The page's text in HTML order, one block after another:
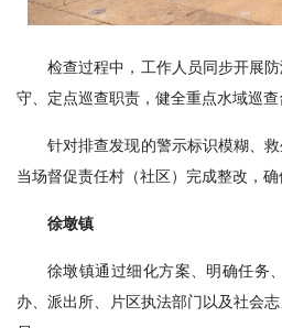
检查过程中，工作人员同步开展
守、定点巡查职责，健全重点水域巡
针对排查发现的警示标识模糊、
当场督促责任村（社区）完成整改，
徐墩镇
徐墩镇通过细化方案、明确任务
办、派出所、片区执法部门以及社会